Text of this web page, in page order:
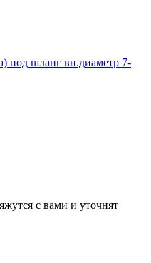
под шланг вн.диаметр 7-
с вами и уточнят